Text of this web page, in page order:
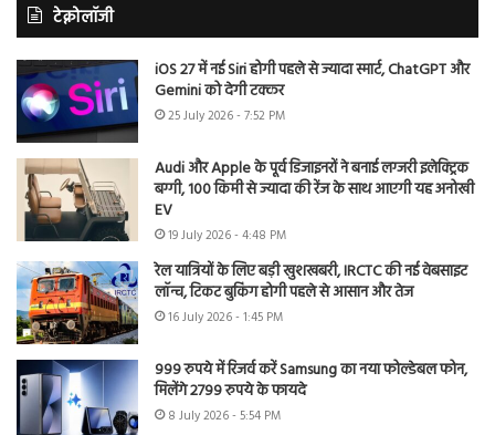
टेक्नोलॉजी
iOS 27 में नई Siri होगी पहले से ज्यादा स्मार्ट, ChatGPT और
Gemini को देगी टक्कर
25 July 2026 - 7:52 PM
Audi और Apple के पूर्व डिजाइनरों ने बनाई लग्जरी इलेक्ट्रिक
बग्गी, 100 किमी से ज्यादा की रेंज के साथ आएगी यह अनोखी
EV
19 July 2026 - 4:48 PM
रेल यात्रियों के लिए बड़ी खुशखबरी, IRCTC की नई वेबसाइट
लॉन्च, टिकट बुकिंग होगी पहले से आसान और तेज
16 July 2026 - 1:45 PM
999 रुपये में रिजर्व करें Samsung का नया फोल्डेबल फोन,
मिलेंगे 2799 रुपये के फायदे
8 July 2026 - 5:54 PM